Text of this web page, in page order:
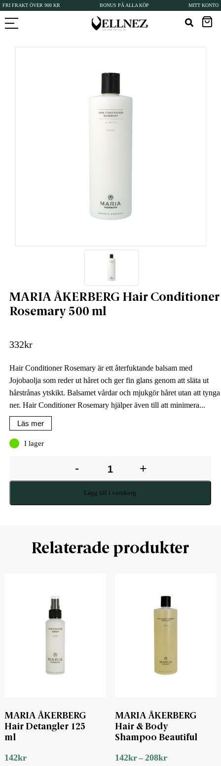
FRI FRAKT ÖVER 900 KR BONUS PÅ ALLA KÖP MITT KONTO
MARIA ÅKERBERG Hair Conditioner
Rosemary 500 ml
332kr
Hair Conditioner Rosemary är ett återfuktande balsam med
Jojobaolja som reder ut håret och ger fin glans genom att släta ut
hårstrånas ytskikt. Balsamet vårdar och mjukgör håret utan att tynga
ner. Hair Conditioner Rosemary hjälper även till att minimera...
Läs mer
I lager
- +
Lägg till i varukorg
Relaterade produkter
MARIA ÅKERBERG
Hair Detangler 125
ml
142kr
MARIA ÅKERBERG
Hair & Body
Shampoo Beautiful
142kr– 208kr